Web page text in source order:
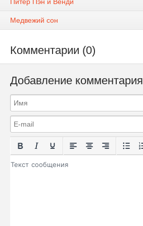
Медвежий сон
Комментарии (0)
Добавление комментария